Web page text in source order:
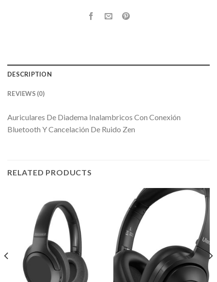
DESCRIPTION
REVIEWS (0)
Auriculares De Diadema Inalambricos Con Conexión
Bluetooth Y Cancelación De Ruido Zen
RELATED PRODUCTS